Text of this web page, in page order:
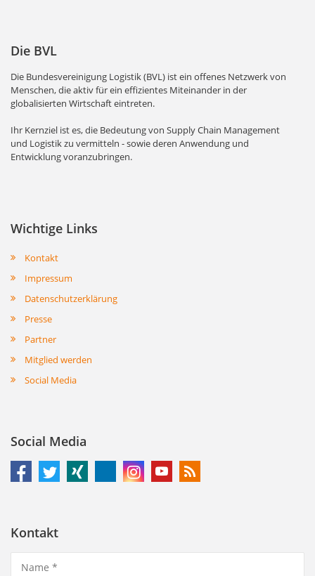
Die BVL
Die Bundesvereinigung Logistik (BVL) ist ein offenes Netzwerk von
Menschen, die aktiv für ein effizientes Miteinander in der
globalisierten Wirtschaft eintreten.
Ihr Kernziel ist es, die Bedeutung von Supply Chain Management
und Logistik zu vermitteln - sowie deren Anwendung und
Entwicklung voranzubringen.
Wichtige Links
Kontakt
Impressum
Datenschutzerklärung
Presse
Partner
Mitglied werden
Social Media
Social Media
Kontakt